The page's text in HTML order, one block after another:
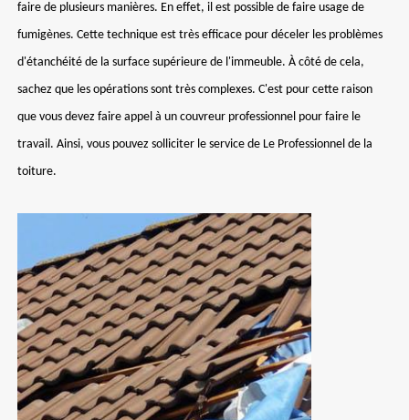
faire de plusieurs manières. En effet, il est possible de faire usage de
fumigènes. Cette technique est très efficace pour déceler les problèmes
d'étanchéité de la surface supérieure de l'immeuble. À côté de cela,
sachez que les opérations sont très complexes. C'est pour cette raison
que vous devez faire appel à un couvreur professionnel pour faire le
travail. Ainsi, vous pouvez solliciter le service de Le Professionnel de la
toiture.